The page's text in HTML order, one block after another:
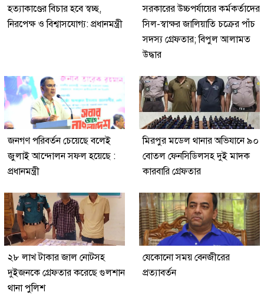
হত্যাকাণ্ডের বিচার হবে স্বচ্ছ,
নিরপেক্ষ ও বিশ্বাসযোগ্য: প্রধানমন্ত্রী
সরকারের উচ্চপর্যায়ের কর্মকর্তাদের
সিল-স্বাক্ষর জালিয়াতি চক্রের পাঁচ
সদস্য গ্রেফতার; বিপুল আলামত
উদ্ধার
জনগণ পরিবর্তন চেয়েছে বলেই
জুলাই আন্দোলন সফল হয়েছে :
প্রধানমন্ত্রী
মিরপুর মডেল থানার অভিযানে ৯০
বোতল ফেনসিডিলসহ দুই মাদক
কারবারি গ্রেফতার
২৮ লাখ টাকার জাল নোটসহ
দুইজনকে গ্রেফতার করেছে গুলশান
থানা পুলিশ
যেকোনো সময় বেনজীরের
প্রত্যাবর্তন